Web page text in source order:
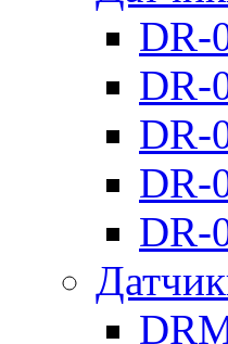
DR-
DR-
DR-
DR-
DR-